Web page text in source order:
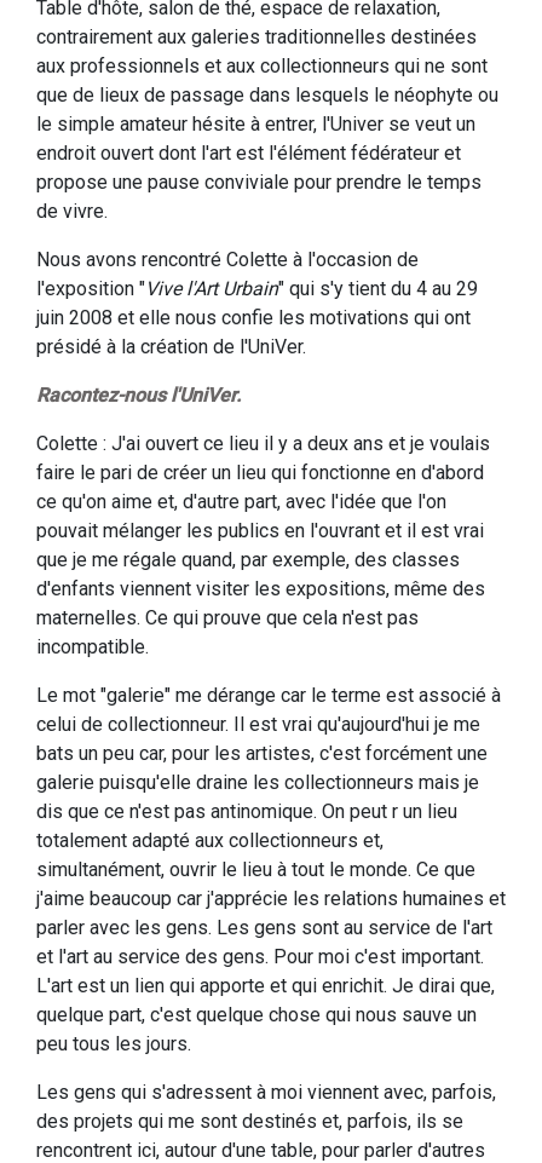
Table d'hôte, salon de thé, espace de relaxation,
contrairement aux galeries traditionnelles destinées
aux professionnels et aux collectionneurs qui ne sont
que de lieux de passage dans lesquels le néophyte ou
le simple amateur hésite à entrer, l'Univer se veut un
endroit ouvert dont l'art est l'élément fédérateur et
propose une pause conviviale pour prendre le temps
de vivre.
Nous avons rencontré Colette à l'occasion de
l'exposition "Vive l'Art Urbain" qui s'y tient du 4 au 29
juin 2008 et elle nous confie les motivations qui ont
présidé à la création de l'UniVer.
Racontez-nous l'UniVer.
Colette : J'ai ouvert ce lieu il y a deux ans et je voulais
faire le pari de créer un lieu qui fonctionne en d'abord
ce qu'on aime et, d'autre part, avec l'idée que l'on
pouvait mélanger les publics en l'ouvrant et il est vrai
que je me régale quand, par exemple, des classes
d'enfants viennent visiter les expositions, même des
maternelles. Ce qui prouve que cela n'est pas
incompatible.
Le mot "galerie" me dérange car le terme est associé à
celui de collectionneur. Il est vrai qu'aujourd'hui je me
bats un peu car, pour les artistes, c'est forcément une
galerie puisqu'elle draine les collectionneurs mais je
dis que ce n'est pas antinomique. On peut r un lieu
totalement adapté aux collectionneurs et,
simultanément, ouvrir le lieu à tout le monde. Ce que
j'aime beaucoup car j'apprécie les relations humaines et
parler avec les gens. Les gens sont au service de l'art
et l'art au service des gens. Pour moi c'est important.
L'art est un lien qui apporte et qui enrichit. Je dirai que,
quelque part, c'est quelque chose qui nous sauve un
peu tous les jours.
Les gens qui s'adressent à moi viennent avec, parfois,
des projets qui me sont destinés et, parfois, ils se
rencontrent ici, autour d'une table, pour parler d'autres